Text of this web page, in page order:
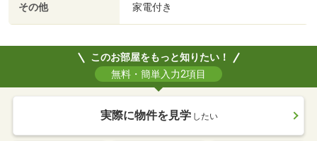
その他 家電付き
このお部屋をもっと知りたい！
無料・簡単入力2項目
実際に物件を見学 したい